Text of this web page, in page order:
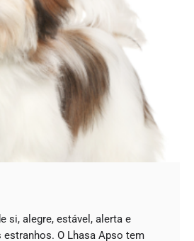
si, alegre, estável, alerta e
O Lhasa Apso tem